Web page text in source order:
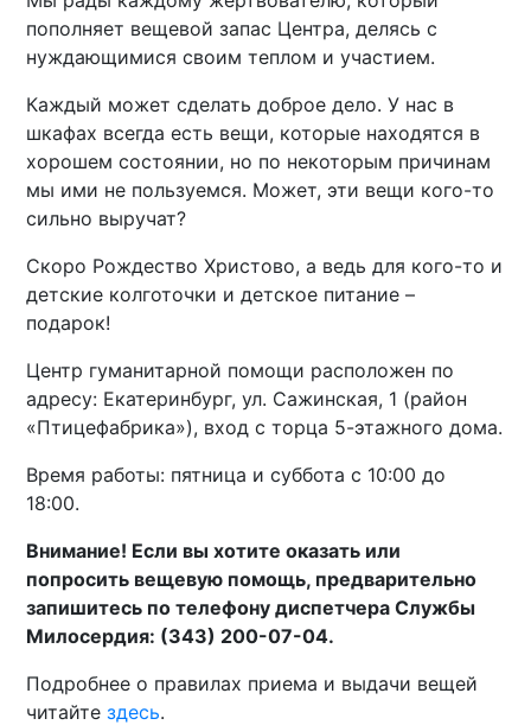
пополняет вещевой запас Центра, делясь с
нуждающимися своим теплом и участием.
Каждый может сделать доброе дело. У нас в
шкафах всегда есть вещи, которые находятся в
хорошем состоянии, но по некоторым причинам
мы ими не пользуемся. Может, эти вещи кого-то
сильно выручат?
Скоро Рождество Христово, а ведь для кого-то и
детские колготочки и детское питание –
подарок!
Центр гуманитарной помощи расположен по
адресу: Екатеринбург, ул. Сажинская, 1 (район
«Птицефабрика»), вход с торца 5-этажного дома.
Время работы: пятница и суббота с 10:00 до
18:00.
Внимание! Если вы хотите оказать или
попросить вещевую помощь, предварительно
запишитесь по телефону диспетчера Службы
Милосердия: (343) 200-07-04.
Подробнее о правилах приема и выдачи вещей
читайтездесь.